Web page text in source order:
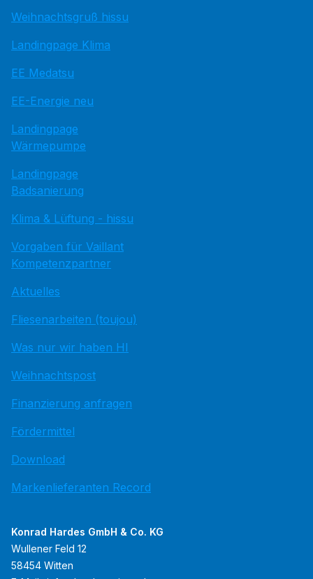
Weihnachtsgruß hissu
Landingpage Klima
EE Medatsu
EE-Energie neu
Landingpage
Wärmepumpe
Landingpage
Badsanierung
Klima & Lüftung - hissu
Vorgaben für Vaillant
Kompetenzpartner
Aktuelles
Fliesenarbeiten (toujou)
Was nur wir haben HI
Weihnachtspost
Finanzierung anfragen
Fördermittel
Download
Markenlieferanten Record
Konrad Hardes GmbH & Co. KG
Wullener Feld 12
58454 Witten